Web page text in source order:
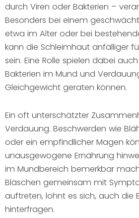
durch Viren oder Bakterien –
Besonders bei einem
etwa im Alter oder bei
kann die Schleimhaut anfälliger
sein. Eine Rolle spielen dabei
Bakterien im Mund und
Gleichgewicht geraten können.
Ein oft unterschätzter
Verdauung. Beschwerden wie
oder ein empfindlicher Magen
unausgewogene Ernährung
im Mundbereich bemerkbar
Bläschen gemeinsam mit
auftreten, lohnt es sich, auch die
hinterfragen.